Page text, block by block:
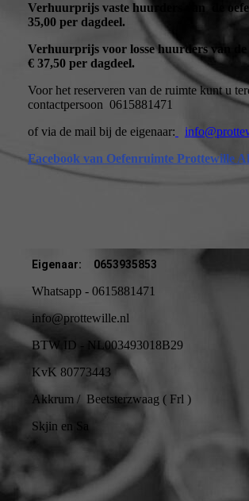
Verhuurprijs vaste huurders van de
35,00 per dagdeel.
Verhuurprijs voor losse huurders van de
€ 37,50 per dagdeel.
Voor het reserveren van de ruimte kunt u
contactpersoon 0615881471
of via de mail bij de eigenaar:
Facebook van Oefenruimte Prottewille
Eigenaar: 0653935853
Whatsapp - 0615881471
info@prottewille.nl
BTW ID - NL003493018B29
KvK 80773443
Akkrum / Beetsterzwaag ( Frl )
Skjin en Sa